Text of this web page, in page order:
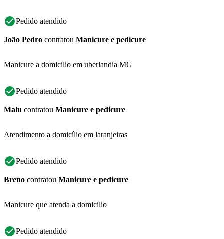
Pedido atendido
João Pedro contratou Manicure e pedicure
Manicure a domicilio em uberlandia MG
Pedido atendido
Malu contratou Manicure e pedicure
Atendimento a domicílio em laranjeiras
Pedido atendido
Breno contratou Manicure e pedicure
Manicure que atenda a domicilio
Pedido atendido